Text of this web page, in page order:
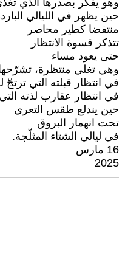
وهو يفكر بصدرها الذي
حين يظهر في الليالي
منتفضا كطير محاصر
تتذكر قسوة الانتظار
حتى يعود مساء
وهي تغلي منتظرة، تشرّحها
في انتظار قبلته التي ترتجّ
في انتظار عقارب لذته
حين يندلع طقس التعري
تحت انهمار البروق
في ليالي الشتاء المثلّجة.
16 مارس
2025